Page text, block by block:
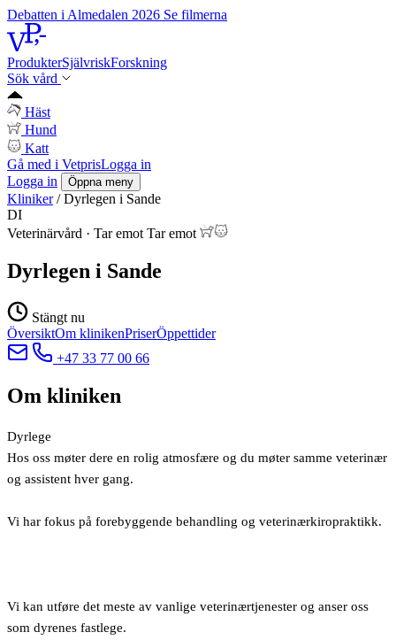
Debatten i Almedalen 2026 Se filmerna
ProdukterSjälvriskForskning
Sök vård
Häst
Hund
Katt
Gå med i VetprisLogga in
Logga in
Öppna meny
Kliniker / Dyrlegen i Sande
DI
Veterinärvård · Tar emot Tar emot
Dyrlegen i Sande
Stängt nu
ÖversiktOm klinikenPriserÖppettider
+47 33 77 00 66
Om kliniken
Dyrlege
Hos oss møter dere en rolig atmosfære og du møter samme veterinær
og assistent hver gang.
Vi har fokus på forebyggende behandling og veterinærkiropraktikk.
Vi kan utføre det meste av vanlige veterinærtjenester og anser oss
som dyrenes fastlege.